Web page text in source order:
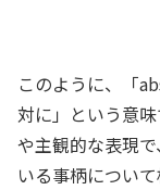
このように、「
対に」という意
や主観的な表現
いる事柄につい